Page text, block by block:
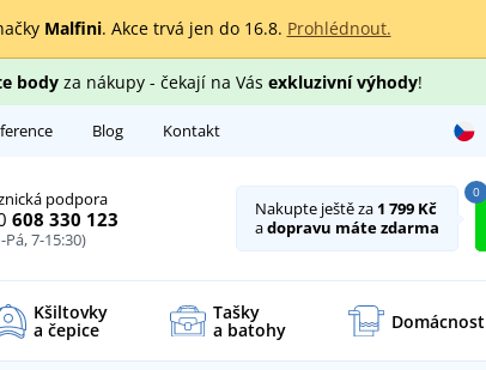
Malfini. Akce trvá jen do 16.8. Prohlédnout.
bodyza nákupy - čekají na Vás exkluzivní výhody!
Blog Kontakt
podpora
608 330 123
Pá, 7-15:30)
Nakupte ještě za 1 799 Kč
adopravu máte zdarma
0
Kšiltovky
a čepice
Tašky
a batohy Domácnost